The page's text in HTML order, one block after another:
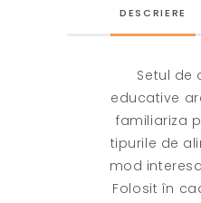
DESCRIERE
Setul de
educative
familiariza
tipurile de
mod
Folosit în